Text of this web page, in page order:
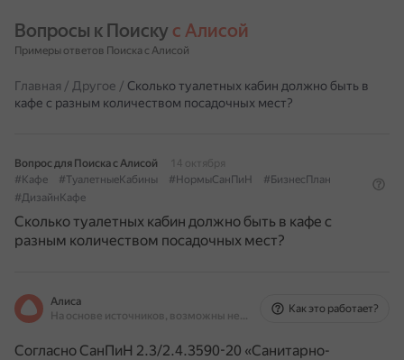
Вопросы к Поиску с Алисой
Примеры ответов Поиска с Алисой
Главная / Другое / Сколько туалетных кабин должно быть в
кафе с разным количеством посадочных мест?
Вопрос для Поиска с Алисой
14 октября
#Кафе
#ТуалетныеКабины #НормыСанПиН
#БизнесПлан
#ДизайнКафе
Сколько туалетных кабин должно быть в кафе с
разным количеством посадочных мест?
Алиса
На основе источников, возможны неточности
Как это работает?
Согласно СанПиН 2.3/2.4.3590-20 «Санитарно-